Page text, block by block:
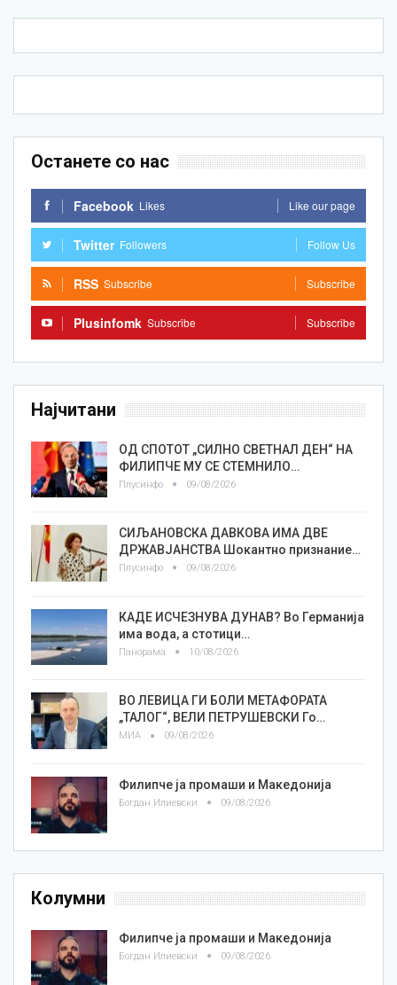
Останете со нас
Facebook Likes Like our page
Twitter Followers Follow Us
RSS Subscribe Subscribe
Plusinfomk Subscribe Subscribe
Најчитани
ОД СПОТОТ „СИЛНО СВЕТНАЛ ДЕН“ НА
ФИЛИПЧЕ МУ СЕ СТЕМНИЛО…
Плусинфо 09/08/2026
СИЉАНОВСКА ДАВКОВА ИМА ДВЕ
ДРЖАВЈАНСТВА Шокантно признание…
Плусинфо 09/08/2026
КАДЕ ИСЧЕЗНУВА ДУНАВ? Во Германија
има вода, а стотици…
Панорама 10/08/2026
ВО ЛЕВИЦА ГИ БОЛИ МЕТАФОРАТА
„ТАЛОГ“, ВЕЛИ ПЕТРУШЕВСКИ Го…
МИА 09/08/2026
Филипче ја промаши и Македонија
Богдан Илиевски 09/08/2026
Колумни
Филипче ја промаши и Македонија
Богдан Илиевски 09/08/2026